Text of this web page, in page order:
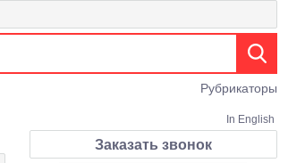
Рубрикаторы
In English
Заказать звонок